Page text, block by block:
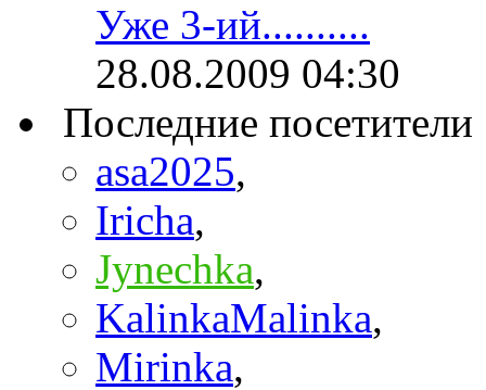
Уже 3-ий..........
28.08.2009 04:30
Последние посетители
asa2025,
Iricha,
Jynechka,
KalinkaMalinka,
Mirinka,